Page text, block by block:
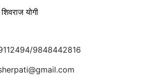
योगी
9848442816